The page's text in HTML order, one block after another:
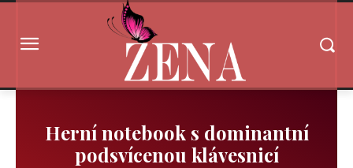
Herní notebook s dominantní
podsvícenou klávesnicí